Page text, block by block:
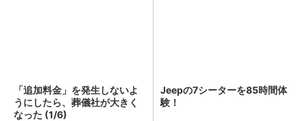
「追加料金」を発生しないよ
うにしたら、葬儀社が大きく
なった (1/6)
Jeepの7シーターを85時間体
験！